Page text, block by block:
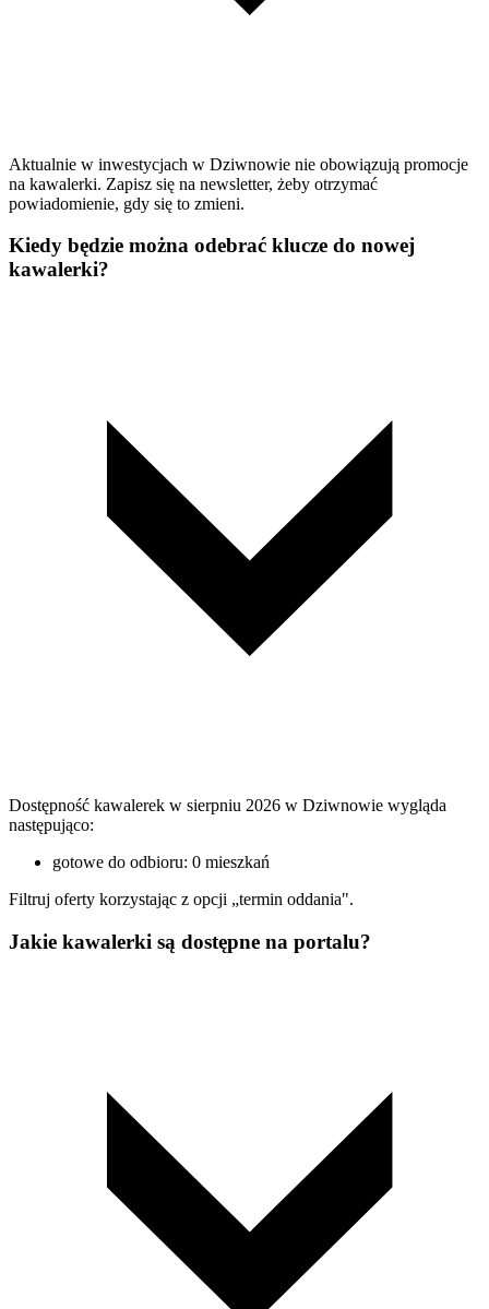
Aktualnie w inwestycjach w Dziwnowie nie obowiązują promocje
na kawalerki. Zapisz się na newsletter, żeby otrzymać
powiadomienie, gdy się to zmieni.
Kiedy będzie można odebrać klucze do nowej
kawalerki?
Dostępność kawalerek w sierpniu 2026 w Dziwnowie wygląda
następująco:
gotowe do odbioru: 0 mieszkań
Filtruj oferty korzystając z opcji „termin oddania".
Jakie kawalerki są dostępne na portalu?